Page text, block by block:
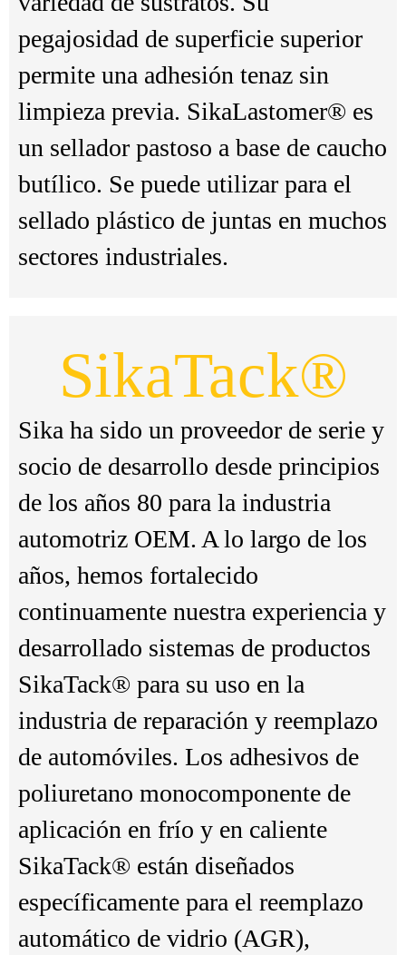
pegajosidad de superficie superior
permite una adhesión tenaz sin
limpieza previa. SikaLastomer® es
un sellador pastoso a base de caucho
butílico. Se puede utilizar para el
sellado plástico de juntas en muchos
sectores industriales.
SikaTack®
Sika ha sido un proveedor de serie y
socio de desarrollo desde principios
de los años 80 para la industria
automotriz OEM. A lo largo de los
años, hemos fortalecido
continuamente nuestra experiencia y
desarrollado sistemas de productos
SikaTack® para su uso en la
industria de reparación y reemplazo
de automóviles. Los adhesivos de
poliuretano monocomponente de
aplicación en frío y en caliente
SikaTack® están diseñados
específicamente para el reemplazo
automático de vidrio (AGR),